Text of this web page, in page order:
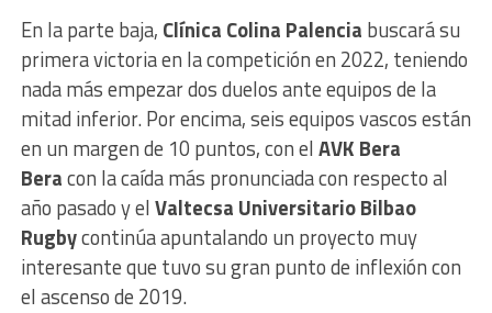
En la parte baja, Clínica Colina Palencia buscará su
primera victoria en la competición en 2022, teniendo
nada más empezar dos duelos ante equipos de la
mitad inferior. Por encima, seis equipos vascos están
en un margen de 10 puntos, con elAVK Bera
Beracon la caída más pronunciada con respecto al
año pasado y elValtecsa Universitario Bilbao
Rugbycontinúa apuntalando un proyecto muy
interesante que tuvo su gran punto de inflexión con
el ascenso de 2019.